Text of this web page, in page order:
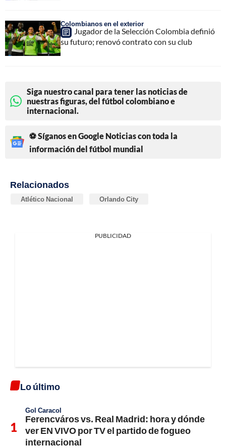
Colombianos en el exterior
Jugador de la Selección Colombia definió
su futuro; renovó contrato con su club
Siga nuestro canal para tener las noticias de
nuestras figuras, del fútbol colombiano e
internacional.
⚽ Síganos en Google Noticias con toda la
información del fútbol mundial
Relacionados
Atlético Nacional Orlando City
PUBLICIDAD
Lo último
Gol Caracol
Ferencváros vs. Real Madrid: hora y dónde
ver EN VIVO por TV el partido de fogueo
internacional